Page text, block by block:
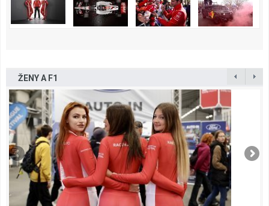
ŽENY A F1